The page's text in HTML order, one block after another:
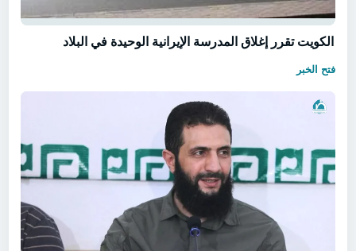
الكويت تقرر إغلاق المدرسة الإيرانية الوحيدة في البلاد
فتح الخبر